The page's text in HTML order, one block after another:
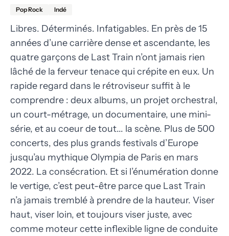
Pop Rock Indé
Libres. Déterminés. Infatigables. En près de 15
années d’une carrière dense et ascendante, les
quatre garçons de Last Train n’ont jamais rien
lâché de la ferveur tenace qui crépite en eux. Un
rapide regard dans le rétroviseur suffit à le
comprendre : deux albums, un projet orchestral,
un court-métrage, un documentaire, une mini-
série, et au coeur de tout... la scène. Plus de 500
concerts, des plus grands festivals d’Europe
jusqu’au mythique Olympia de Paris en mars
2022. La consécration. Et si l’énumération donne
le vertige, c’est peut-être parce que Last Train
n’a jamais tremblé à prendre de la hauteur. Viser
haut, viser loin, et toujours viser juste, avec
comme moteur cette inflexible ligne de conduite